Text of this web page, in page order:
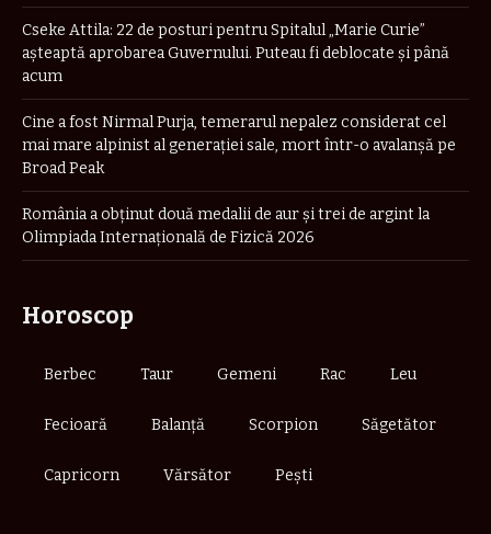
Cseke Attila: 22 de posturi pentru Spitalul „Marie Curie”
așteaptă aprobarea Guvernului. Puteau fi deblocate și până
acum
Cine a fost Nirmal Purja, temerarul nepalez considerat cel
mai mare alpinist al generației sale, mort într-o avalanșă pe
Broad Peak
România a obţinut două medalii de aur şi trei de argint la
Olimpiada Internaţională de Fizică 2026
Horoscop
Berbec Taur Gemeni Rac Leu
Fecioară Balanță Scorpion Săgetător
Capricorn Vărsător Pești